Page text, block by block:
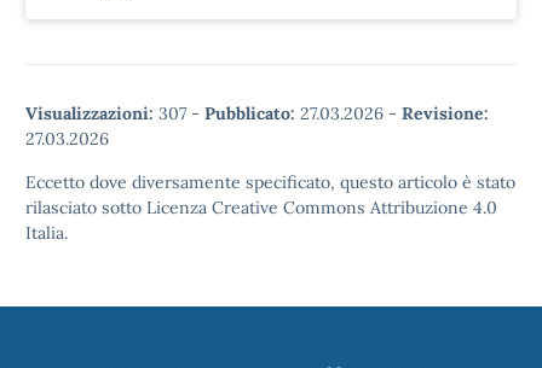
Visualizzazioni: 307 - Pubblicato: 27.03.2026 - Revisione:
27.03.2026
Eccetto dove diversamente specificato, questo articolo è stato
rilasciato sotto Licenza Creative Commons Attribuzione 4.0
Italia.